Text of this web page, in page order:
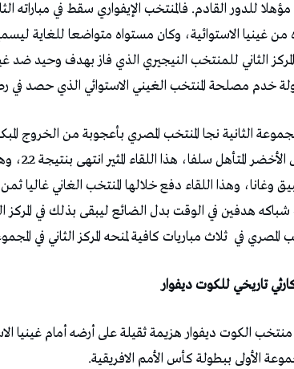
للدور القادم. فالمنتخب الإيفواري سقط في مباراته
من غينيا الاستوائية، وكان مستواه متواضعا للغاية ليسمح
المركز الثاني للمنتخب النيجيري الذي فاز بهدف وحيد ضد
خدم مصلحة المنتخب الغيني الاستوائي الذي حصد
الثانية نجا المنتخب المصري بأعجوبة من الخروج
الرأس
وغانا، وهذا اللقاء دفع خلالها المنتخب الغاني
هدفين في الوقت بدل الضائع ليبقى بذلك في المركز
المصري في ثلاث مباريات كافية لمنحه المركز الثاني في
تاريخي للكوت ديفوار
الأولى ببطولة كأس الأمم الافريقية.